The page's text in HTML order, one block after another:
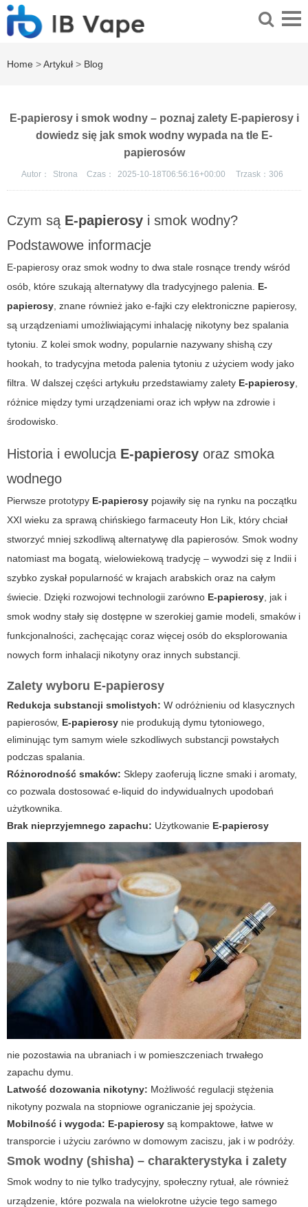
Home >Artykuł > Blog
E-papierosy i smok wodny – poznaj zalety E-papierosy i
dowiedz się jak smok wodny wypada na tle E-
papierosów
Autor： Strona Czas： 2025-10-18T06:56:16+00:00 Trzask： 306
Czym są E-papierosy i smok wodny?
Podstawowe informacje
E-papierosy oraz smok wodny to dwa stale rosnące trendy wśród
osób, które szukają alternatywy dla tradycyjnego palenia. E-
papierosy, znane również jako e-fajki czy elektroniczne papierosy,
są urządzeniami umożliwiającymi inhalację nikotyny bez spalania
tytoniu. Z kolei smok wodny, popularnie nazywany shishą czy
hookah, to tradycyjna metoda palenia tytoniu z użyciem wody jako
filtra. W dalszej części artykułu przedstawiamy zalety E-papierosy,
różnice między tymi urządzeniami oraz ich wpływ na zdrowie i
środowisko.
Historia i ewolucja E-papierosy oraz smoka
wodnego
Pierwsze prototypy E-papierosy pojawiły się na rynku na początku
XXI wieku za sprawą chińskiego farmaceuty Hon Lik, który chciał
stworzyć mniej szkodliwą alternatywę dla papierosów. Smok wodny
natomiast ma bogatą, wielowiekową tradycję – wywodzi się z Indii i
szybko zyskał popularność w krajach arabskich oraz na całym
świecie. Dzięki rozwojowi technologii zarówno E-papierosy, jak i
smok wodny stały się dostępne w szerokiej gamie modeli, smaków i
funkcjonalności, zachęcając coraz więcej osób do eksplorowania
nowych form inhalacji nikotyny oraz innych substancji.
Zalety wyboru E-papierosy
Redukcja substancji smolistych: W odróżnieniu od klasycznych
papierosów, E-papierosy nie produkują dymu tytoniowego,
eliminując tym samym wiele szkodliwych substancji powstałych
podczas spalania.
Różnorodność smaków: Sklepy zaoferują liczne smaki i aromaty,
co pozwala dostosować e-liquid do indywidualnych upodobań
użytkownika.
Brak nieprzyjemnego zapachu: Użytkowanie E-papierosy
nie pozostawia na ubraniach i w pomieszczeniach trwałego
zapachu dymu.
Latwość dozowania nikotyny: Możliwość regulacji stężenia
nikotyny pozwala na stopniowe ograniczanie jej spożycia.
Mobilność i wygoda: E-papierosy są kompaktowe, łatwe w
transporcie i użyciu zarówno w domowym zaciszu, jak i w podróży.
Smok wodny (shisha) – charakterystyka i zalety
Smok wodny to nie tylko tradycyjny, społeczny rytuał, ale również
urządzenie, które pozwala na wielokrotne użycie tego samego